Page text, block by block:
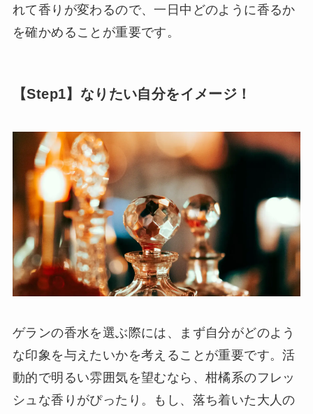
れて香りが変わるので、一日中どのように香るか
を確かめることが重要です。
【Step1】なりたい自分をイメージ！
ゲランの香水を選ぶ際には、まず自分がどのよう
な印象を与えたいかを考えることが重要です。活
動的で明るい雰囲気を望むなら、柑橘系のフレッ
シュな香りがぴったり。もし、落ち着いた大人の